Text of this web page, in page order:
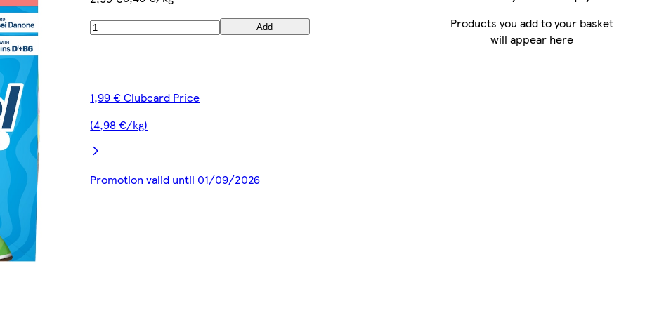
Add
1,99 € Clubcard Price
(4,98 €/kg)
Promotion valid until 01/09/2026
Products you add to your basket
will appear here